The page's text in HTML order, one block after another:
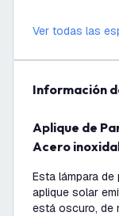
Ver todas las
información
Aplique de Pared Solar Arche - 3000K - IP44 -
Acero
Esta lámpara de
aplique solar
está oscuro, de